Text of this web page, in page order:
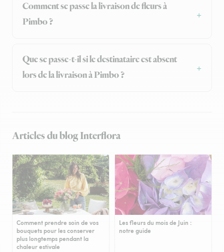
Comment se passe la livraison de fleurs à
Pimbo ?
Que se passe-t-il si le destinataire est absent
lors de la livraison à Pimbo ?
Articles du blog Interflora
Comment prendre soin de vos
bouquets pour les conserver
plus longtemps pendant la
chaleur estivale
Les fleurs du mois de Juin :
notre guide